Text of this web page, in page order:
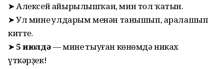
➤ Алексей айырылышҡан, мин тол ҡатын.
➤ Ул минең улдарым менән танышып, аралашып
китте.
➤5 июлдә— минең тыуған көнөмдә никах
үткәрҙек!